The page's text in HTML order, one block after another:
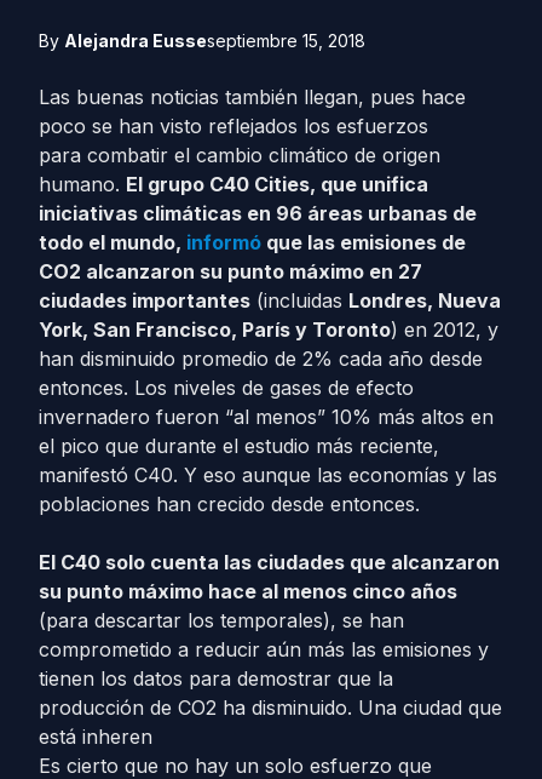
By Alejandra Eusseseptiembre 15, 2018
Las buenas noticias también llegan, pues hace
poco se han visto reflejados los esfuerzos
para combatir el cambio climático de origen
humano. El grupo C40 Cities, que unifica
iniciativas climáticas en 96 áreas urbanas de
todo el mundo, informó que las emisiones de
CO2 alcanzaron su punto máximo en 27
ciudades importantes (incluidas Londres, Nueva
York, San Francisco, París y Toronto) en 2012, y
han disminuido promedio de 2% cada año desde
entonces. Los niveles de gases de efecto
invernadero fueron “al menos” 10% más altos en
el pico que durante el estudio más reciente,
manifestó C40. Y eso aunque las economías y las
poblaciones han crecido desde entonces.
El C40 solo cuenta las ciudades que alcanzaron
su punto máximo hace al menos cinco años
(para descartar los temporales), se han
comprometido a reducir aún más las emisiones y
tienen los datos para demostrar que la
producción de CO2 ha disminuido. Una ciudad que
está inheren
Es cierto que no hay un solo esfuerzo que